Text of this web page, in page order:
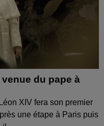
du pape à
XIV fera son premier
une étape à Paris puis